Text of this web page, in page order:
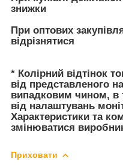
знижки
При оптових
відрізнятися
* Колірний відтінок
від представленого
випадковим чином, в
від налаштувань
Характеристики та
змінюватися
Приховати